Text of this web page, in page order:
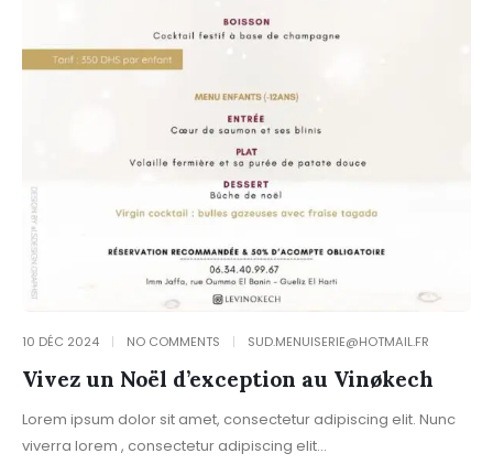
10 DÉC 2024 NO COMMENTS SUD.MENUISERIE@HOTMAIL.FR
Vivez un Noël d’exception au Vinøkech
Lorem ipsum dolor sit amet, consectetur adipiscing elit. Nunc
viverra lorem , consectetur adipiscing elit...